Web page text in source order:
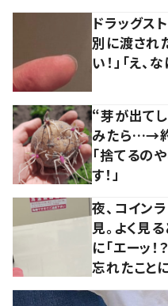
ドラッグス
別に渡され
い！」「え、
“芽が出て
みたら…→
「捨てるの
す！」
夜、コイン
見。よく見
に「エーッ！
忘れたこと